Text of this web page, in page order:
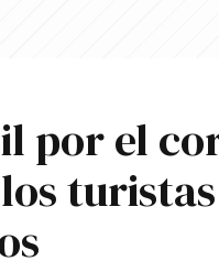
por el